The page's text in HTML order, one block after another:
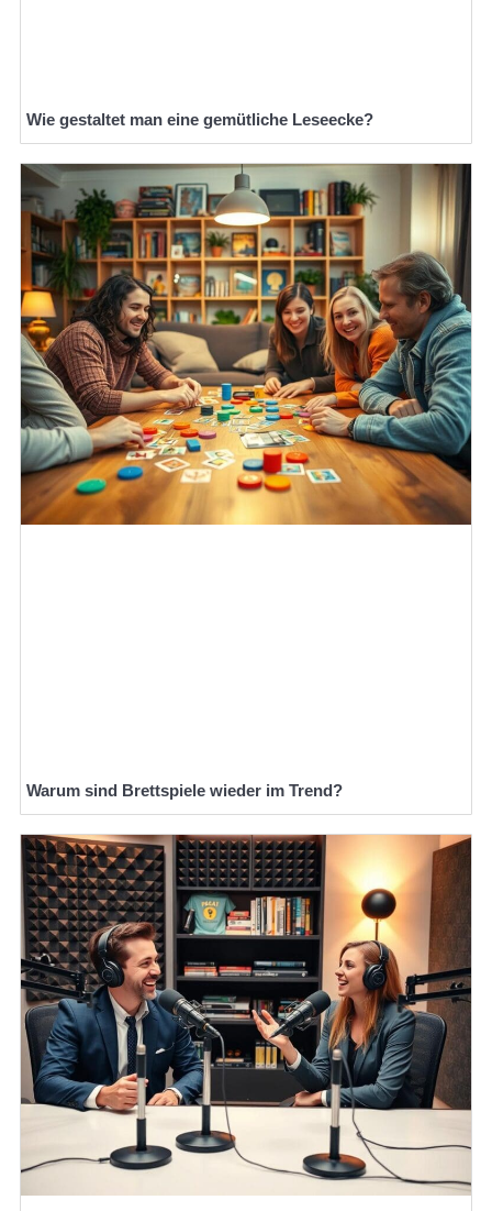
Wie gestaltet man eine gemütliche Leseecke?
Warum sind Brettspiele wieder im Trend?